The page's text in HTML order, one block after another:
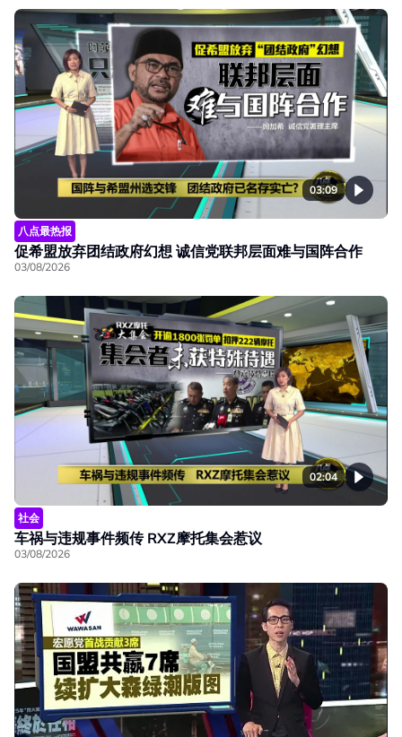
03:09
八点最热报
促希盟放弃团结政府幻想 诚信党联邦层面难与国阵合作
03/08/2026
02:04
社会
车祸与违规事件频传 RXZ摩托集会惹议
03/08/2026